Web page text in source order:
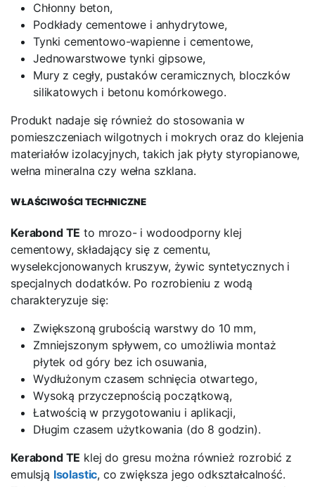
Chłonny beton,
Podkłady cementowe i anhydrytowe,
Tynki cementowo-wapienne i cementowe,
Jednowarstwowe tynki gipsowe,
Mury z cegły, pustaków ceramicznych, bloczków
silikatowych i betonu komórkowego.
Produkt nadaje się również do stosowania w
pomieszczeniach wilgotnych i mokrych oraz do klejenia
materiałów izolacyjnych, takich jak płyty styropianowe,
wełna mineralna czy wełna szklana.
WŁAŚCIWOŚCI TECHNICZNE
Kerabond TE to mrozo- i wodoodporny klej
cementowy, składający się z cementu,
wyselekcjonowanych kruszyw, żywic syntetycznych i
specjalnych dodatków. Po rozrobieniu z wodą
charakteryzuje się:
Zwiększoną grubością warstwy do 10 mm,
Zmniejszonym spływem, co umożliwia montaż
płytek od góry bez ich osuwania,
Wydłużonym czasem schnięcia otwartego,
Wysoką przyczepnością początkową,
Łatwością w przygotowaniu i aplikacji,
Długim czasem użytkowania (do 8 godzin).
Kerabond TE klej do gresu można również rozrobić z
emulsją Isolastic, co zwiększa jego odkształcalność.